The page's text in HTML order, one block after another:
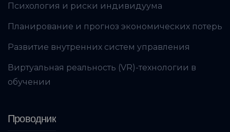
Психология и риски индивидуума
Планирование и прогноз экономических потерь
Развитие внутренних систем управления
Виртуальная реальность (VR)-технологии в
обучении
Проводник